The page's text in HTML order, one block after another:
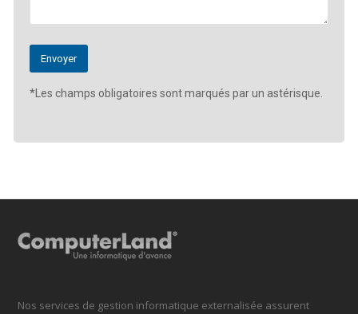
*Les champs obligatoires sont marqués par un astérisque.
Nos services de gestion informatique externalisée assurent